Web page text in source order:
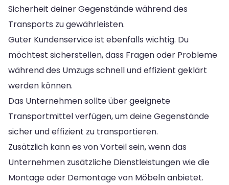
Sicherheit deiner Gegenstände während des
Transports zu gewährleisten.
Guter Kundenservice ist ebenfalls wichtig. Du
möchtest sicherstellen, dass Fragen oder Probleme
während des Umzugs schnell und effizient geklärt
werden können.
Das Unternehmen sollte über geeignete
Transportmittel verfügen, um deine Gegenstände
sicher und effizient zu transportieren.
Zusätzlich kann es von Vorteil sein, wenn das
Unternehmen zusätzliche Dienstleistungen wie die
Montage oder Demontage von Möbeln anbietet.